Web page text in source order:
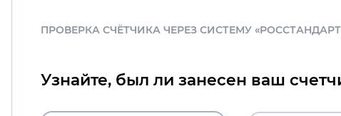
ПРОВЕРКА СЧЁТЧИКА ЧЕРЕЗ СИСТЕМУ
Узнайте, был ли занесен ваш